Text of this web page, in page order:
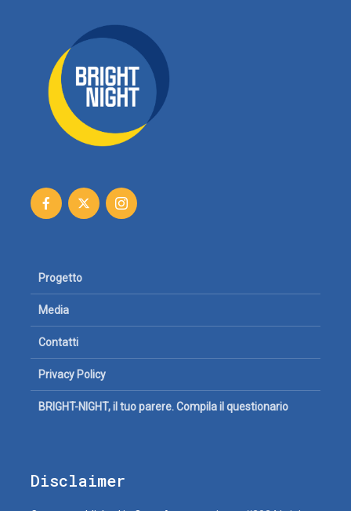
Progetto
Media
Contatti
Privacy Policy
BRIGHT-NIGHT, il tuo parere. Compila il questionario
Disclaimer